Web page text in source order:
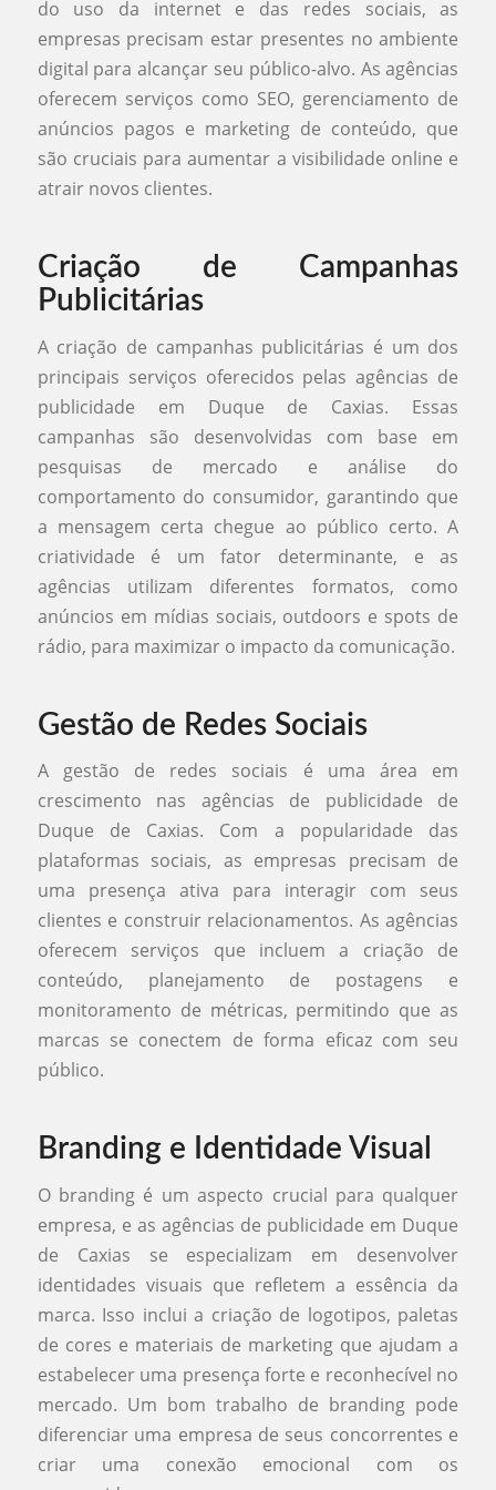
do uso da internet e das redes sociais, as
empresas precisam estar presentes no ambiente
digital para alcançar seu público-alvo. As agências
oferecem serviços como SEO, gerenciamento de
anúncios pagos e marketing de conteúdo, que
são cruciais para aumentar a visibilidade online e
atrair novos clientes.
Criação de Campanhas
Publicitárias
A criação de campanhas publicitárias é um dos
principais serviços oferecidos pelas agências de
publicidade em Duque de Caxias. Essas
campanhas são desenvolvidas com base em
pesquisas de mercado e análise do
comportamento do consumidor, garantindo que
a mensagem certa chegue ao público certo. A
criatividade é um fator determinante, e as
agências utilizam diferentes formatos, como
anúncios em mídias sociais, outdoors e spots de
rádio, para maximizar o impacto da comunicação.
Gestão de Redes Sociais
A gestão de redes sociais é uma área em
crescimento nas agências de publicidade de
Duque de Caxias. Com a popularidade das
plataformas sociais, as empresas precisam de
uma presença ativa para interagir com seus
clientes e construir relacionamentos. As agências
oferecem serviços que incluem a criação de
conteúdo, planejamento de postagens e
monitoramento de métricas, permitindo que as
marcas se conectem de forma eficaz com seu
público.
Branding e Identidade Visual
O branding é um aspecto crucial para qualquer
empresa, e as agências de publicidade em Duque
de Caxias se especializam em desenvolver
identidades visuais que refletem a essência da
marca. Isso inclui a criação de logotipos, paletas
de cores e materiais de marketing que ajudam a
estabelecer uma presença forte e reconhecível no
mercado. Um bom trabalho de branding pode
diferenciar uma empresa de seus concorrentes e
criar uma conexão emocional com os